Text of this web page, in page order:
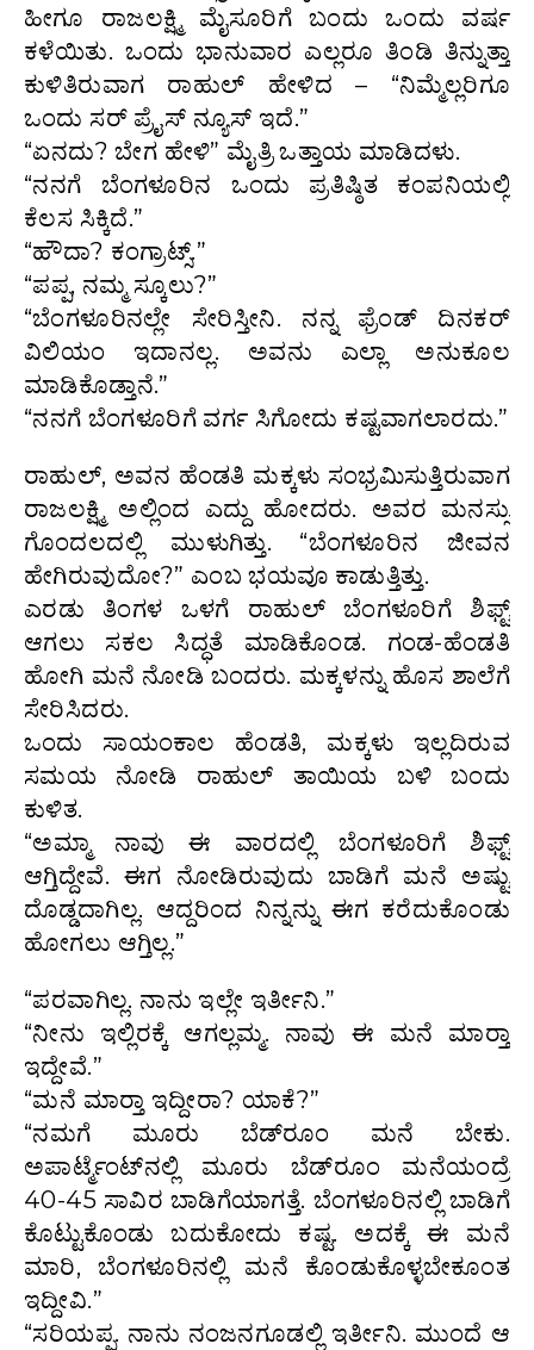
ಹೀಗೂ ರಾಜಲಕ್ಷ್ಮಿ ಮೈಸೂರಿಗೆ ಬಂದು ಒಂದು ವರ್ಷ
ಕಳೆಯಿತು. ಒಂದು ಭಾನುವಾರ ಎಲ್ಲರೂ ತಿಂಡಿ ತಿನ್ನುತ್ತಾ
ಕುಳಿತಿರುವಾಗ ರಾಹುಲ್ ಹೇಳಿದ – “ನಿಮ್ಮೆಲ್ಲರಿಗೂ
ಒಂದು ಸರ್‌ ಪ್ರೈಸ್ ನ್ಯೂಸ್ ಇದೆ.”
“ಏನದು? ಬೇಗ ಹೇಳಿ” ಮೈತ್ರಿ ಒತ್ತಾಯ ಮಾಡಿದಳು.
“ನನಗೆ ಬೆಂಗಳೂರಿನ ಒಂದು ಪ್ರತಿಷ್ಠಿತ ಕಂಪನಿಯಲ್ಲಿ
ಕೆಲಸ ಸಿಕ್ಕಿದೆ.”
“ಹೌದಾ? ಕಂಗ್ರಾಟ್ಸ್.”
“ಪಪ್ಪ, ನಮ್ಮ ಸ್ಕೂಲು?”
“ಬೆಂಗಳೂರಿನಲ್ಲೇ ಸೇರಿಸ್ತೀನಿ. ನನ್ನ ಫ್ರೆಂಡ್ ದಿನಕರ್
ವಿಲಿಯಂ ಇದಾನಲ್ಲ. ಅವನು ಎಲ್ಲಾ ಅನುಕೂಲ
ಮಾಡಿಕೊಡ್ತಾನೆ.”
“ನನಗೆ ಬೆಂಗಳೂರಿಗೆ ವರ್ಗ ಸಿಗೋದು ಕಷ್ಟವಾಗಲಾರದು.”
ರಾಹುಲ್, ಅವನ ಹೆಂಡತಿ ಮಕ್ಕಳು ಸಂಭ್ರಮಿಸುತ್ತಿರುವಾಗ
ರಾಜಲಕ್ಷ್ಮಿ ಅಲ್ಲಿಂದ ಎದ್ದು ಹೋದರು. ಅವರ ಮನಸ್ಸು
ಗೊಂದಲದಲ್ಲಿ ಮುಳುಗಿತ್ತು. “ಬೆಂಗಳೂರಿನ ಜೀವನ
ಹೇಗಿರುವುದೋ?” ಎಂಬ ಭಯವೂ ಕಾಡುತ್ತಿತ್ತು.
ಎರಡು ತಿಂಗಳ ಒಳಗೆ ರಾಹುಲ್ ಬೆಂಗಳೂರಿಗೆ ಶಿಫ್ಟ್
ಆಗಲು ಸಕಲ ಸಿದ್ಧತೆ ಮಾಡಿಕೊಂಡ. ಗಂಡ-ಹೆಂಡತಿ
ಹೋಗಿ ಮನೆ ನೋಡಿ ಬಂದರು. ಮಕ್ಕಳನ್ನು ಹೊಸ ಶಾಲೆಗೆ
ಸೇರಿಸಿದರು.
ಒಂದು ಸಾಯಂಕಾಲ ಹೆಂಡತಿ, ಮಕ್ಕಳು ಇಲ್ಲದಿರುವ
ಸಮಯ ನೋಡಿ ರಾಹುಲ್ ತಾಯಿಯ ಬಳಿ ಬಂದು
ಕುಳಿತ.
“ಅಮ್ಮಾ ನಾವು ಈ ವಾರದಲ್ಲಿ ಬೆಂಗಳೂರಿಗೆ ಶಿಫ್ಟ್
ಆಗ್ತಿದ್ದೇವೆ. ಈಗ ನೋಡಿರುವುದು ಬಾಡಿಗೆ ಮನೆ ಅಷ್ಟು
ದೊಡ್ಡದಾಗಿಲ್ಲ. ಆದ್ದರಿಂದ ನಿನ್ನನ್ನು ಈಗ ಕರೆದುಕೊಂಡು
ಹೋಗಲು ಆಗ್ತಿಲ್ಲ.”
“ಪರವಾಗಿಲ್ಲ. ನಾನು ಇಲ್ಲೇ ಇರ್ತೀನಿ.”
“ನೀನು ಇಲ್ಲಿರಕ್ಕೆ ಆಗಲ್ಲಮ್ಮ. ನಾವು ಈ ಮನೆ ಮಾರ‍್ತಾ
ಇದ್ದೇವೆ.”
“ಮನೆ ಮಾರ‍್ತಾ ಇದ್ದೀರಾ? ಯಾಕೆ?”
“ನಮಗೆ ಮೂರು ಬೆಡ್‌ರೂಂ ಮನೆ ಬೇಕು.
ಅಪಾರ್ಟ್ಮೆಂಟ್‌ನಲ್ಲಿ ಮೂರು ಬೆಡ್‌ರೂಂ ಮನೆಯಂದ್ರೆ
40-45 ಸಾವಿರ ಬಾಡಿಗೆಯಾಗತ್ತೆ. ಬೆಂಗಳೂರಿನಲ್ಲಿ ಬಾಡಿಗೆ
ಕೊಟ್ಟುಕೊಂಡು ಬದುಕೋದು ಕಷ್ಟ. ಅದಕ್ಕೆ ಈ ಮನೆ
ಮಾರಿ, ಬೆಂಗಳೂರಿನಲ್ಲಿ ಮನೆ ಕೊಂಡುಕೊಳ್ಳಬೇಕೂಂತ
ಇದ್ದೀವಿ.”
“ಸರಿಯಪ್ಪ. ನಾನು ನಂಜನಗೂಡಲ್ಲಿ ಇರ್ತೀನಿ. ಮುಂದೆ ಆ